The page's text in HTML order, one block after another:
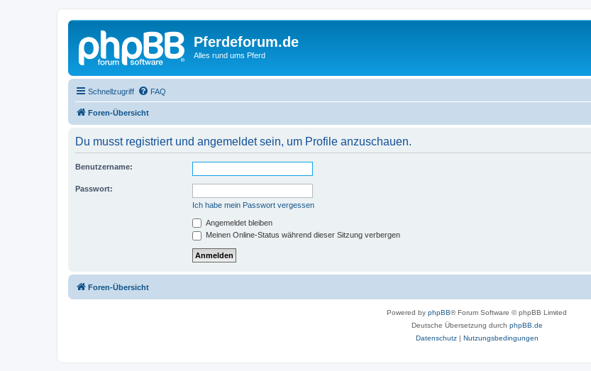
Pferdeforum.de
Alles rund ums Pferd
Schnellzugriff FAQ
Foren-Übersicht
Du musst registriert und angemeldet sein, um Profile anzuschauen.
Benutzername:
Passwort:
Ich habe mein Passwort vergessen
Angemeldet bleiben
Meinen Online-Status während dieser Sitzung verbergen
Foren-Übersicht
Powered by phpBB® Forum Software © phpBB Limited
Deutsche Übersetzung durch phpBB.de
Datenschutz| Nutzungsbedingungen